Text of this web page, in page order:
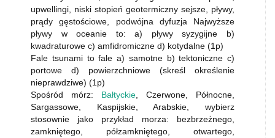
upwellingi, niski stopień geotermiczny sejsze, pływy,
prądy gęstościowe, podwójna dyfuzja Najwyższe
pływy w oceanie to: a) pływy syzygijne b)
kwadraturowe c) amfidromiczne d) kotydalne (1p)
Fale tsunami to fale a) samotne b) tektoniczne c)
portowe d) powierzchniowe (skreśl określenie
nieprawdziwe) (1p)
Spośród mórz: Bałtyckie , Czerwone, Północne,
Sargassowe, Kaspijskie, Arabskie, wybierz
stosownie jako przykład morza: bezbrzeżnego,
zamkniętego, półzamkniętego, otwartego,